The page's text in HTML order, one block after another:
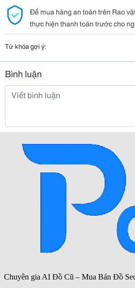
Để mua hàng an toàn trên Rao
thực hiện thanh toán trước cho
Từ khóa gợi ý:
Bình luận